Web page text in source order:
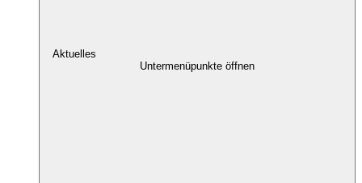
Aktuelles
Untermenüpunkte öffnen